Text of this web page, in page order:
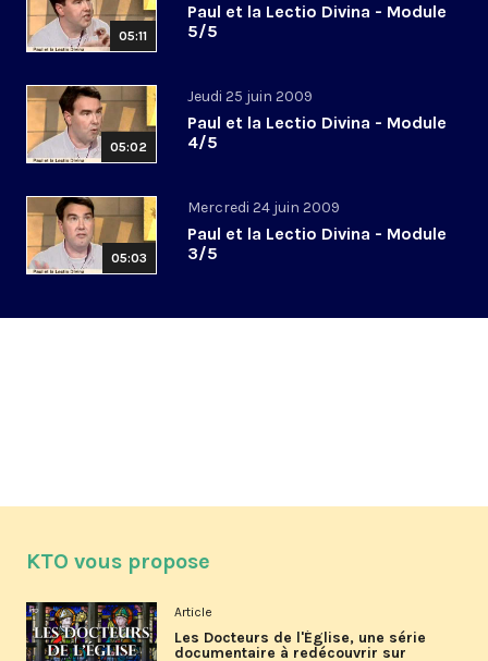
05:11
Paul et la Lectio Divina - Module
5/5
05:02
Jeudi 25 juin 2009
Paul et la Lectio Divina - Module
4/5
05:03
Mercredi 24 juin 2009
Paul et la Lectio Divina - Module
3/5
KTO vous propose
Article
Les Docteurs de l'Église, une série
documentaire à redécouvrir sur